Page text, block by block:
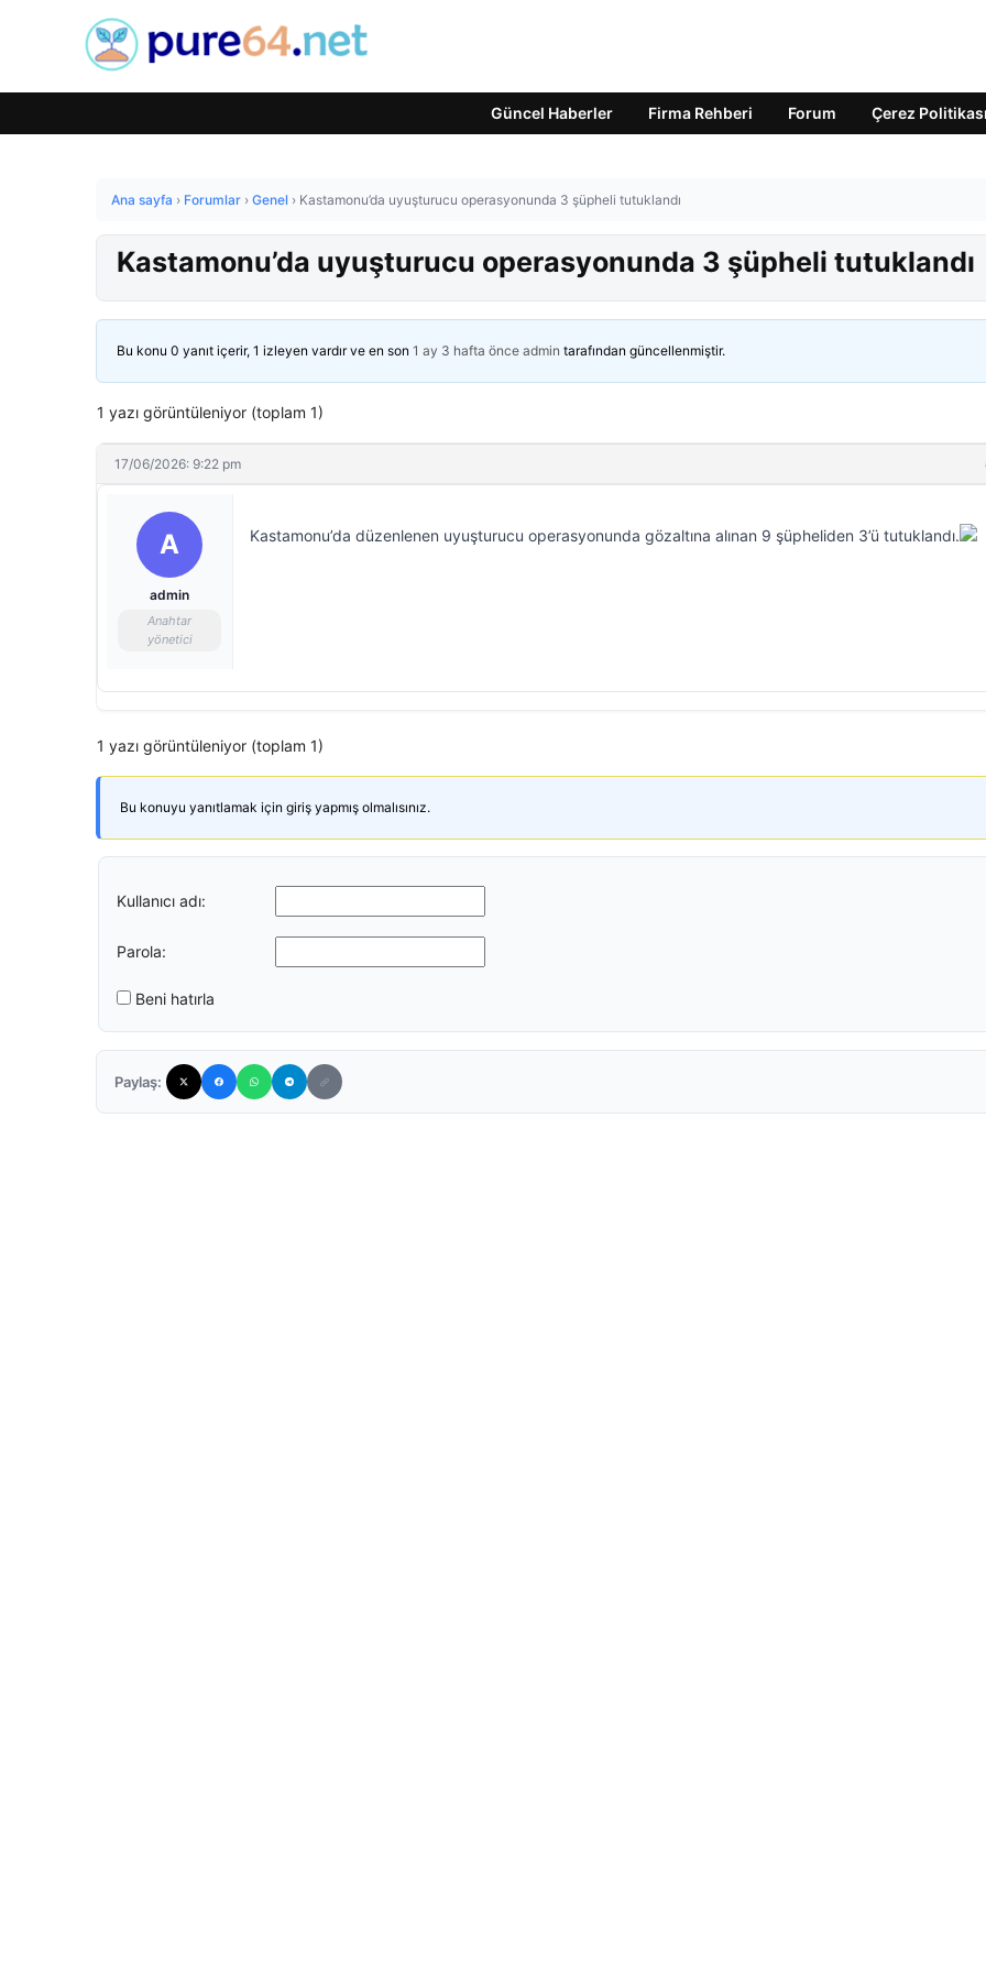
Güncel Haberler Firma Rehberi Forum Çerez Politikası
Ana sayfa › Forumlar › Genel › Kastamonu’da uyuşturucu operasyonunda 3 şüpheli tutuklandı
Kastamonu’da uyuşturucu operasyonunda 3 şüpheli tutuklandı
Bu konu 0 yanıt içerir, 1 izleyen vardır ve en son 1 ay 3 hafta önce admin tarafından güncellenmiştir.
1 yazı görüntüleniyor (toplam 1)
17/06/2026: 9:22 pm
A
admin
Anahtar
yönetici
Kastamonu’da düzenlenen uyuşturucu operasyonunda gözaltına alınan 9 şüpheliden 3’ü tutuklandı.
1 yazı görüntüleniyor (toplam 1)
Bu konuyu yanıtlamak için giriş yapmış olmalısınız.
Kullanıcı adı:
Parola:
Beni hatırla
Paylaş: